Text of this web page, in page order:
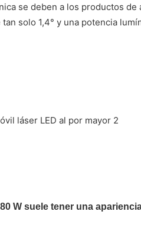
se deben a los productos de
solo 1,4° y una potencia
W suele tener una